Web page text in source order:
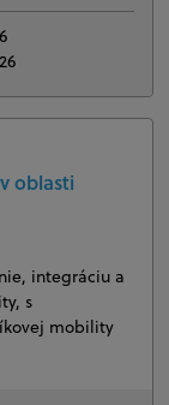
oblasti
integráciu a
s
mobility